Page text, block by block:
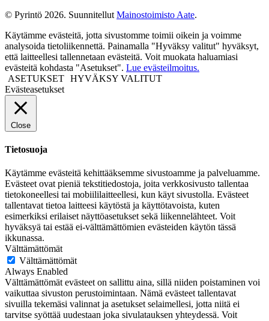
© Pyrintö 2026. Suunnitellut Mainostoimisto Aate.
Käytämme evästeitä, jotta sivustomme toimii oikein ja voimme
analysoida tietoliikennettä. Painamalla "Hyväksy valitut" hyväksyt,
että laitteellesi tallennetaan evästeitä. Voit muokata haluamiasi
evästeitä kohdasta "Asetukset". Lue evästeilmoitus.
ASETUKSET HYVÄKSY VALITUT
Evästeasetukset
Close
Tietosuoja
Käytämme evästeitä kehittääksemme sivustoamme ja palveluamme.
Evästeet ovat pieniä tekstitiedostoja, joita verkkosivusto tallentaa
tietokoneellesi tai mobiililaitteellesi, kun käyt sivustolla. Evästeet
tallentavat tietoa laitteesi käytöstä ja käyttötavoista, kuten
esimerkiksi erilaiset näyttöasetukset sekä liikennelähteet. Voit
hyväksyä tai estää ei-välttämättömien evästeiden käytön tässä
ikkunassa.
Välttämättömät
Välttämättömät
Always Enabled
Välttämättömät evästeet on sallittu aina, sillä niiden poistaminen voi
vaikuttaa sivuston perustoimintaan. Nämä evästeet tallentavat
sivuilla tekemäsi valinnat ja asetukset selaimellesi, jotta niitä ei
tarvitse syöttää uudestaan joka sivulatauksen yhteydessä. Voit